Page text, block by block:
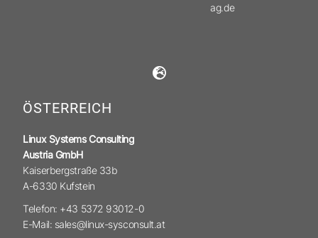
ag.de
ÖSTERREICH
Linux Systems Consulting
Austria GmbH
Kaiserbergstraße 33b
A-6330 Kufstein
Telefon: +43 5372 93012-0
E-Mail: sales@linux-sysconsult.at